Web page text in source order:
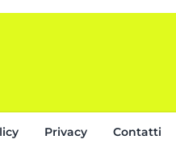
Privacy Contatti